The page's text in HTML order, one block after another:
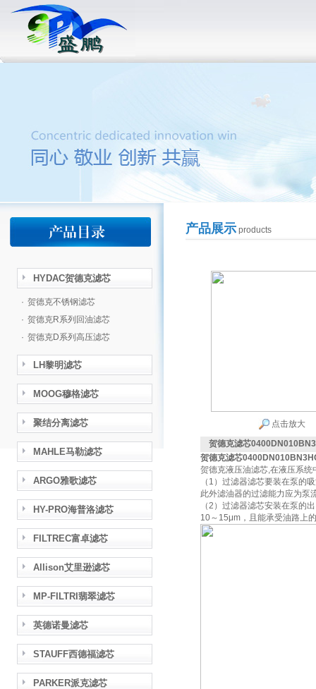
HYDAC贺德克滤芯
· 贺德克不锈钢滤芯
· 贺德克R系列回油滤芯
· 贺德克D系列高压滤芯
LH黎明滤芯
MOOG穆格滤芯
聚结分离滤芯
MAHLE马勒滤芯
ARGO雅歌滤芯
HY-PRO海普洛滤芯
FILTREC富卓滤芯
Allison艾里逊滤芯
MP-FILTRI翡翠滤芯
英德诺曼滤芯
STAUFF西德福滤芯
PARKER派克滤芯
产品展示products
点击放大
贺德克滤芯
贺德克滤芯
贺德克液压油滤芯,在液压系
（1）过滤器滤芯要装在泵的
此外滤油器的过滤能力应为泵
（2）过滤器滤芯安装在泵的
10～15μm，且能承受油路上